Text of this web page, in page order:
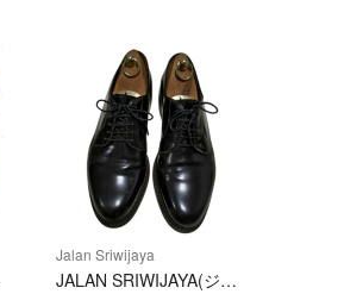
Jalan Sriwijaya
JALAN SRIWIJAYA(ジャランスリウァヤ) UK7 ボルドー